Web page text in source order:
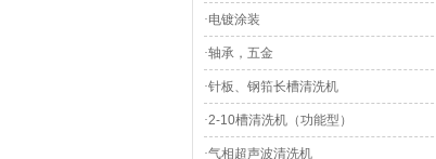
·电镀涂装
·轴承，五金
·针板、钢筘长槽清洗机
·2-10槽清洗机（功能型）
·气相超声波清洗机